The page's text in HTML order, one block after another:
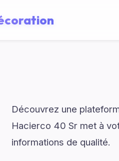
Découvrez une
Hacierco 40 Sr met à
informations de qualité.